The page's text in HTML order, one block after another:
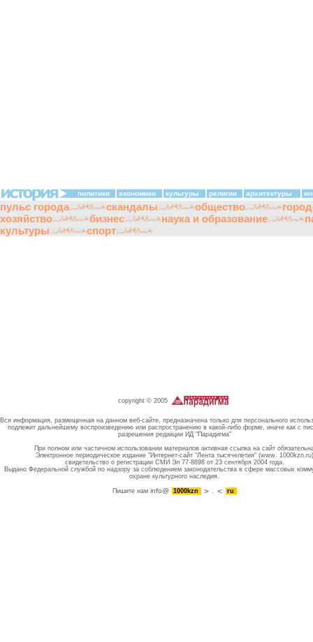
политики экономики культуры религии архитектуры
пульс города скандалы общество
хозяйство
бизнес наука и образование
культуры
спорт
copyright © 2005
Вся информация, размещенная на данном веб-сайте, предназначена только для персонального
подлежит дальнейшему воспроизведению или распространению в какой-либо форме, иначе как с
разрешения редакции ИД "Парадигма"
При полном или частичном использовании материалов активная ссылка на сайт
Электронное периодическое издание "Интернет-сайт "Лента тысячелетия" (www. 1000kzn.ru)
свидетельство о регистрации СМИ Эл 77-8898 от 23 сентября 2004 года.
Выдано Федеральной службой по надзору за соблюдением законодательства в сфере массовых
охране культурного наследия.
Пишите намinfo@ 1000kzn . ru